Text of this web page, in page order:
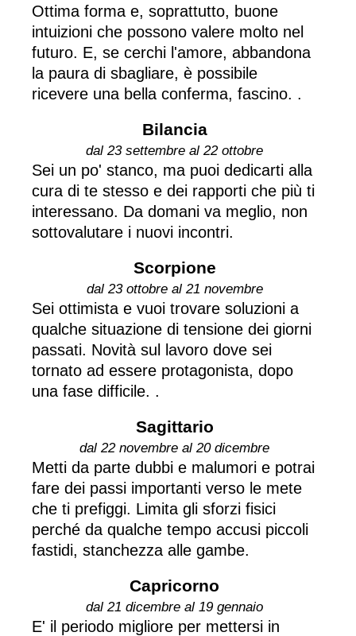
Ottima forma e, soprattutto, buone
intuizioni che possono valere molto nel
futuro. E, se cerchi l'amore, abbandona
la paura di sbagliare, è possibile
ricevere una bella conferma, fascino. .
Bilancia
dal 23 settembre al 22 ottobre
Sei un po' stanco, ma puoi dedicarti alla
cura di te stesso e dei rapporti che più ti
interessano. Da domani va meglio, non
sottovalutare i nuovi incontri.
Scorpione
dal 23 ottobre al 21 novembre
Sei ottimista e vuoi trovare soluzioni a
qualche situazione di tensione dei giorni
passati. Novità sul lavoro dove sei
tornato ad essere protagonista, dopo
una fase difficile. .
Sagittario
dal 22 novembre al 20 dicembre
Metti da parte dubbi e malumori e potrai
fare dei passi importanti verso le mete
che ti prefiggi. Limita gli sforzi fisici
perché da qualche tempo accusi piccoli
fastidi, stanchezza alle gambe.
Capricorno
dal 21 dicembre al 19 gennaio
E' il periodo migliore per mettersi in